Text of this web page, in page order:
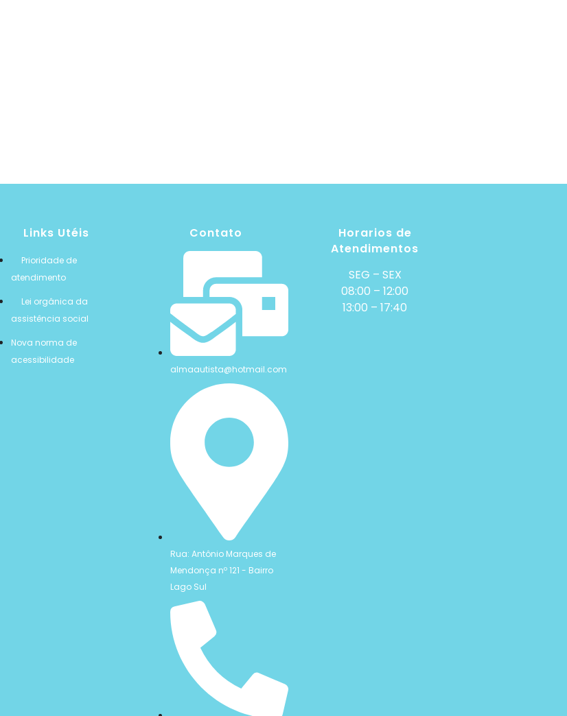
Links Utéis
Prioridade de
atendimento
Lei orgânica da
assistência social
Nova norma de
acessibilidade
Contato
almaautista@hotmail.com
Rua: Antônio Marques de
Mendonça nº 121 - Bairro
Lago Sul
Horarios de
Atendimentos
SEG – SEX
08:00 – 12:00
13:00 – 17:40